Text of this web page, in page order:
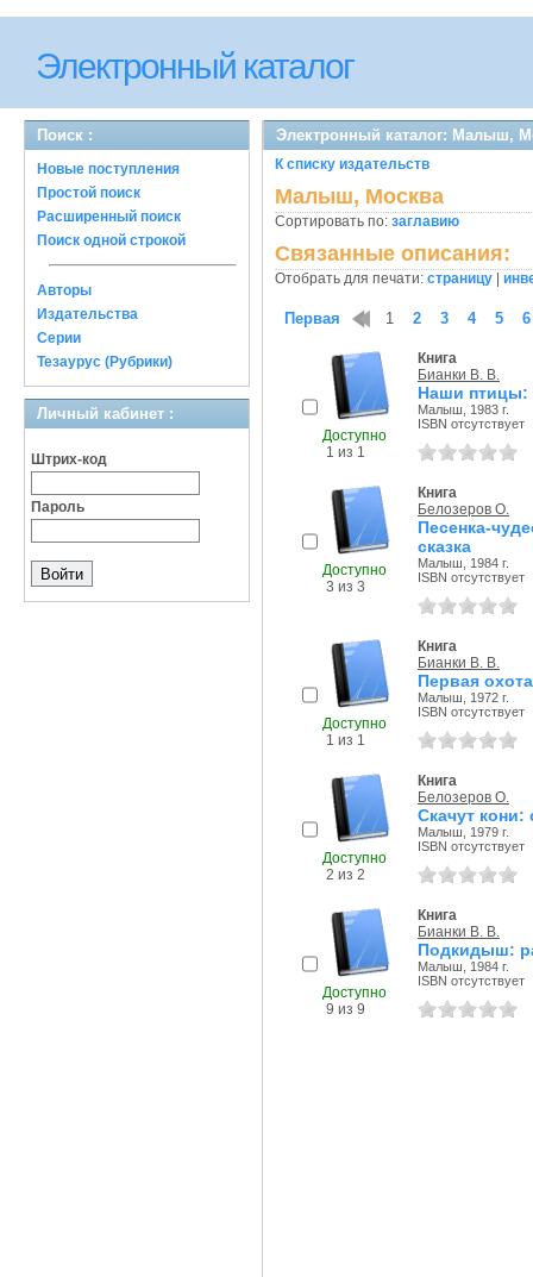
Электронный каталог
Поиск :
Новые поступления
Простой поиск
Расширенный поиск
Поиск одной строкой
Авторы
Издательства
Серии
Тезаурус (Рубрики)
Личный кабинет :
Штрих-код
Пароль
Электронный каталог: Малыш,
К списку издательств
Малыш, Москва
Сортировать по: заглавию
Связанные описания:
Отобрать для печати: страницу
Первая 1 2 3 4 5 6
Доступно
1 из 1
Книга
Бианки В. В.
Наши птицы:
Малыш, 1983 г.
ISBN отсутствует
Доступно
3 из 3
Книга
Белозеров О.
Песенка-
сказка
Малыш, 1984 г.
ISBN отсутствует
Доступно
1 из 1
Книга
Бианки В. В.
Первая охота
Малыш, 1972 г.
ISBN отсутствует
Доступно
2 из 2
Книга
Белозеров О.
Скачут кони:
Малыш, 1979 г.
ISBN отсутствует
Доступно
9 из 9
Книга
Бианки В. В.
Подкидыш:
Малыш, 1984 г.
ISBN отсутствует